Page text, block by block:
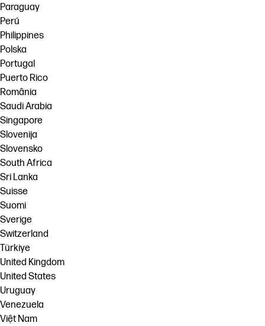
Paraguay
Perú
Philippines
Polska
Portugal
Puerto Rico
România
Saudi Arabia
Singapore
Slovenija
Slovensko
South Africa
Sri Lanka
Suisse
Suomi
Sverige
Switzerland
Türkiye
United Kingdom
United States
Uruguay
Venezuela
Việt Nam